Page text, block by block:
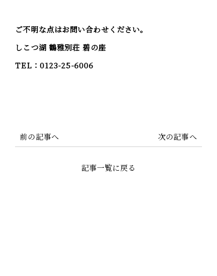
ご不明な点はお問い合わせください。
しこつ湖 鶴雅別荘 碧の座
TEL：0123-25-6006
前の記事へ 次の記事へ
記事一覧に戻る